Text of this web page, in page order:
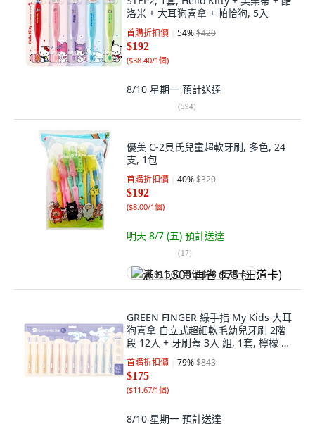
洛米 + 大耳狗喜拿 + 帕恰狗, 5入
首購折扣價 54%$420
$192
($38.40/1個)
8/10 星期一 預計送達
(594)
優美 C-2貝氏兒童超軟牙刷, 多色, 24
支, 1包
首購折扣價 40%$320
$192
($8.00/1個)
明天 8/7 (五) 預計送達
(17)
满 $1,500 再省 $75 (王道卡)
GREEN FINGER 綠手指 My Kids 大耳
狗喜拿 自立式超細軟毛幼兒牙刷 2階
段 12入 + 牙刷蓋 3入 組, 1套, 檸檬 +
粉紅色 + 紫色 + 藍色, 15入
首購折扣價 79%$843
$175
($11.67/1個)
8/10 星期一 預計送達